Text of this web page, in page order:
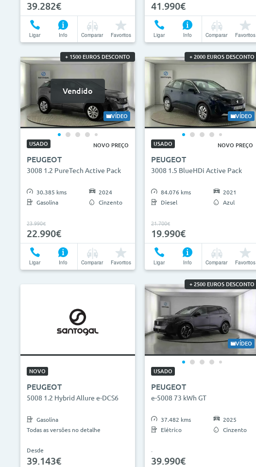
39.282€
Ligar Info Comparar Favoritos
41.990€
Ligar Info Comparar Favoritos
+ 1500 EUROS DESCONTO
Vendido
VÍDEO
USADO NOVO PREÇO
PEUGEOT
3008 1.2 PureTech Active Pack
30.385 kms
Gasolina
2024
Cinzento
23.990€
22.990€
Ligar Info Comparar Favoritos
+ 2000 EUROS DESCONTO
VÍDEO
USADO NOVO PREÇO
PEUGEOT
3008 1.5 BlueHDi Active Pack
84.076 kms
Diesel
2021
Azul
21.700€
19.990€
Ligar Info Comparar Favoritos
NOVO
PEUGEOT
5008 1.2 Hybrid Allure e-DCS6
Gasolina
Todas as versões no detalhe
Desde
39.143€
+ 2500 EUROS DESCONTO
VÍDEO
USADO
PEUGEOT
e-5008 73 kWh GT
37.482 kms
Elétrico
2025
Cinzento
39.990€